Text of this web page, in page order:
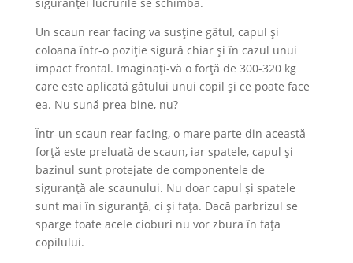
Un scaun rear facing va susține gâtul, capul și
coloana într-o poziție sigură chiar și în cazul unui
impact frontal. Imaginați-vă o forță de 300-320 kg
care este aplicată gâtului unui copil și ce poate face
ea. Nu sună prea bine, nu?
Într-un scaun rear facing, o mare parte din această
forță este preluată de scaun, iar spatele, capul și
bazinul sunt protejate de componentele de
siguranță ale scaunului. Nu doar capul și spatele
sunt mai în siguranță, ci și fața. Dacă parbrizul se
sparge toate acele cioburi nu vor zbura în fața
copilului.